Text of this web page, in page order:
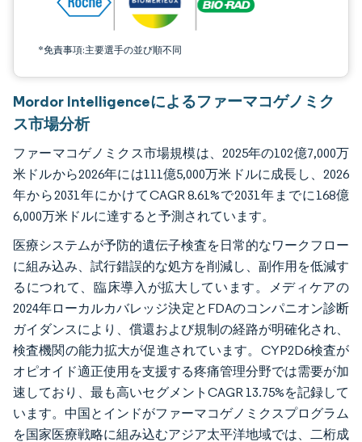
*免責事項:主要選手の並び順不同
Mordor Intelligenceによるファーマコゲノミク
ス市場分析
ファーマコゲノミクス市場規模は、2025年の102億7,000万
米ドルから2026年には111億5,000万米ドルに成長し、2026
年から2031年にかけてCAGR 8.61%で2031年までに168億
6,000万米ドルに達すると予測されています。
医療システムが予防的遺伝子検査を日常的なワークフロー
に組み込み、試行錯誤的な処方を削減し、副作用を低減す
るにつれて、臨床導入が拡大しています。メディケアの
2024年ローカルカバレッジ決定とFDAのコンパニオン診断
ガイダンスにより、償還および規制の経路が明確化され、
検査機関の能力拡大が促進されています。CYP2D6検査が
オピオイド適正使用を支援する疼痛管理分野では需要が加
速しており、最も高いセグメントCAGR 13.75%を記録して
います。中国とインドがファーマコゲノミクスプログラム
を国家医療戦略に組み込むアジア太平洋地域では、二桁成